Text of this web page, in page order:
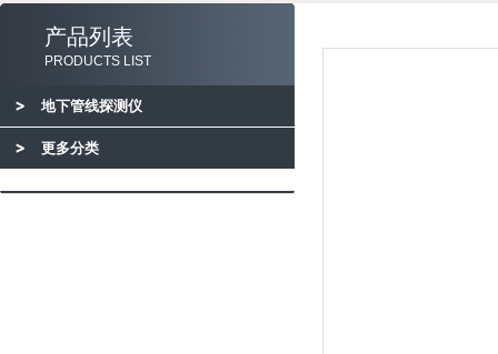
产品列表
PRODUCTS LIST
地下管线探测仪
更多分类